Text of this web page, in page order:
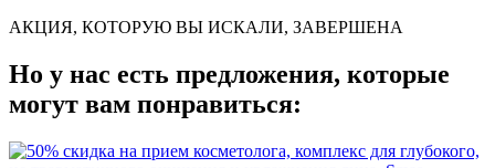
АКЦИЯ, КОТОРУЮ ВЫ ИСКАЛИ, ЗАВЕРШЕНА
Но у нас есть предложения, которые
могут вам понравиться: